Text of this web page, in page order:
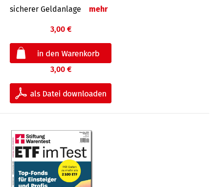
sicherer Geldanlage
mehr
3,00 €
3,00 €